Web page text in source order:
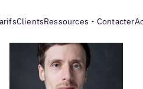
ClientsRessources Contacter